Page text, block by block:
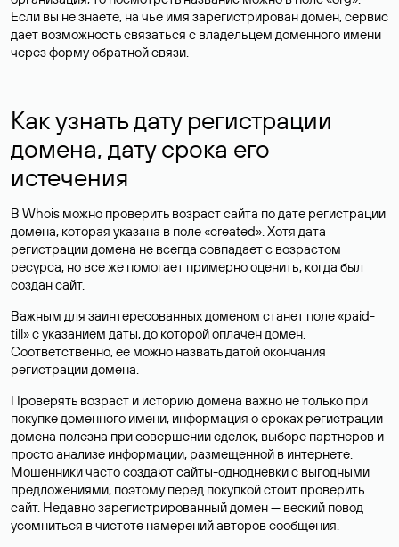
Если вы не знаете, на чье имя зарегистрирован домен, сервис
дает возможность связаться с владельцем доменного имени
через форму обратной связи.
Как узнать дату регистрации
домена, дату срока его
истечения
В Whois можно проверить возраст сайта по дате регистрации
домена, которая указана в поле «created». Хотя дата
регистрации домена не всегда совпадает с возрастом
ресурса, но все же помогает примерно оценить, когда был
создан сайт.
Важным для заинтересованных доменом станет поле «paid-
till» с указанием даты, до которой оплачен домен.
Соответственно, ее можно назвать датой окончания
регистрации домена.
Проверять возраст и историю домена важно не только при
покупке доменного имени, информация о сроках регистрации
домена полезна при совершении сделок, выборе партнеров и
просто анализе информации, размещенной в интернете.
Мошенники часто создают сайты-однодневки с выгодными
предложениями, поэтому перед покупкой стоит проверить
сайт. Недавно зарегистрированный домен — веский повод
усомниться в чистоте намерений авторов сообщения.